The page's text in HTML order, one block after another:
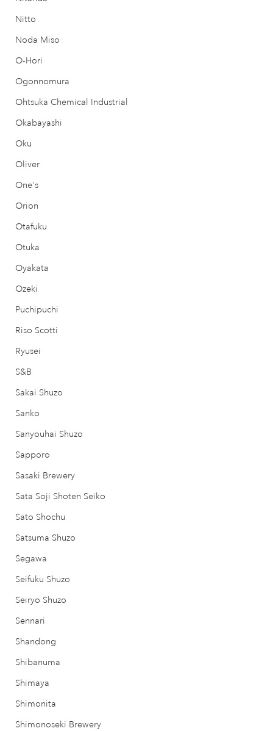
Nitto
Noda Miso
O-Hori
Ogonnomura
Ohtsuka Chemical Industrial
Okabayashi
Oku
Oliver
One's
Orion
Otafuku
Otuka
Oyakata
Ozeki
Puchipuchi
Riso Scotti
Ryusei
S&B
Sakai Shuzo
Sanko
Sanyouhai Shuzo
Sapporo
Sasaki Brewery
Sata Soji Shoten Seiko
Sato Shochu
Satsuma Shuzo
Segawa
Seifuku Shuzo
Seiryo Shuzo
Sennari
Shandong
Shibanuma
Shimaya
Shimonita
Shimonoseki Brewery